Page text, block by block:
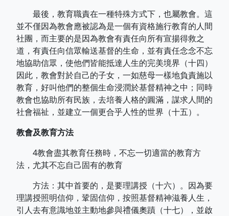
最後，教育職責在一種特殊方式下，也屬教會。這
並不僅因為教會應被認為是一個有資格施行教育的人間
社團，而主要的是因為教會有責任向所有宣揚得救之
道，有責任向信眾輸送基督的生命，並有責任念念不忘
地協助信眾，使他們皆能抵達人生的完美境界（十四）
因此，教會對於自己的子女，一如慈母一樣地負責施以
教育，好叫他們的整個生命浸潤於基督精神之中；同時
教會也協助所有民族，去培養人格的圓滿，謀求人間的
社會福祉，並建立一個更合乎人性的世界（十五）。
教會及教育方法
4教會盡其教育任務時，不忘一切適當的教育方
法，尤其不忘自己固有的教育
方法：其中首要的，是要理講授（十六）。因為要
理講授照明信仰，鞏固信仰，按照基督精神滋養人生，
引人去有意識地並主動地參與禮儀奧蹟（十七），並啟